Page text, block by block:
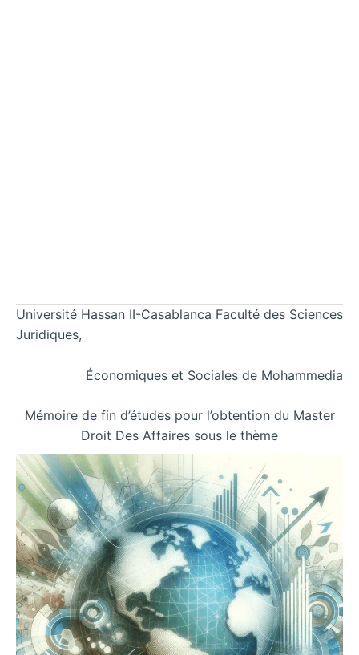
Université Hassan II-Casablanca Faculté des Sciences
Juridiques,
Économiques et Sociales de Mohammedia
Mémoire de fin d’études pour l’obtention du Master
Droit Des Affaires sous le thème